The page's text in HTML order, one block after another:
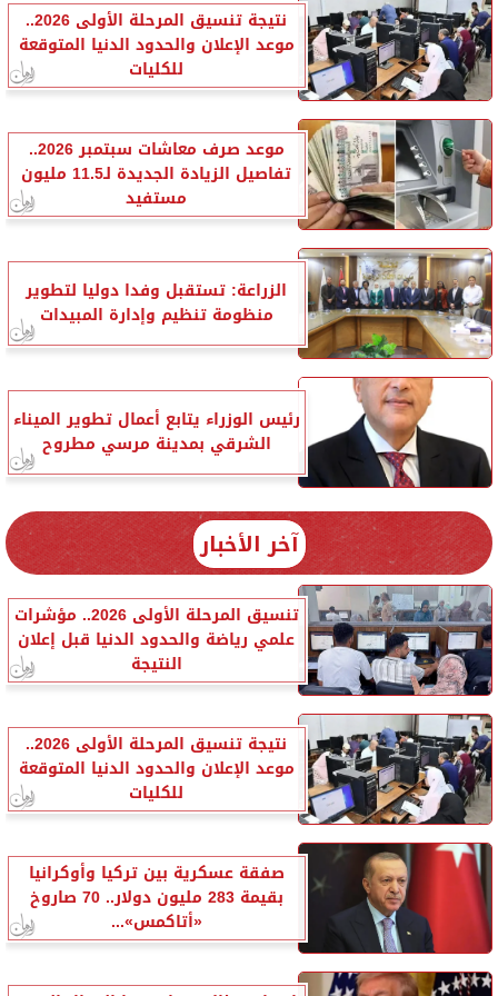
نتيجة تنسيق المرحلة الأولى 2026..
موعد الإعلان والحدود الدنيا المتوقعة
للكليات
موعد صرف معاشات سبتمبر 2026..
تفاصيل الزيادة الجديدة لـ11.5 مليون
مستفيد
الزراعة: تستقبل وفدا دوليا لتطوير
منظومة تنظيم وإدارة المبيدات
رئيس الوزراء يتابع أعمال تطوير الميناء
الشرقي بمدينة مرسي مطروح
آخر الأخبار
تنسيق المرحلة الأولى 2026.. مؤشرات
علمي رياضة والحدود الدنيا قبل إعلان
النتيجة
نتيجة تنسيق المرحلة الأولى 2026..
موعد الإعلان والحدود الدنيا المتوقعة
للكليات
صفقة عسكرية بين تركيا وأوكرانيا
بقيمة 283 مليون دولار.. 70 صاروخ
«أتاكمس»...